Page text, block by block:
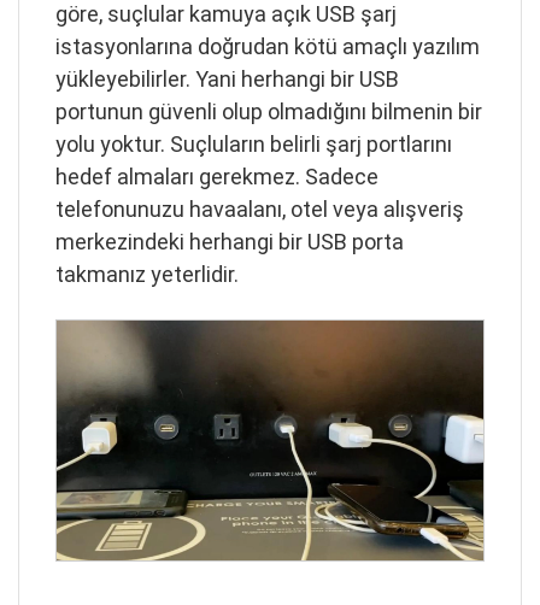
göre, suçlular kamuya açık USB şarj
istasyonlarına doğrudan kötü amaçlı yazılım
yükleyebilirler. Yani herhangi bir USB
portunun güvenli olup olmadığını bilmenin bir
yolu yoktur. Suçluların belirli şarj portlarını
hedef almaları gerekmez. Sadece
telefonunuzu havaalanı, otel veya alışveriş
merkezindeki herhangi bir USB porta
takmanız yeterlidir.